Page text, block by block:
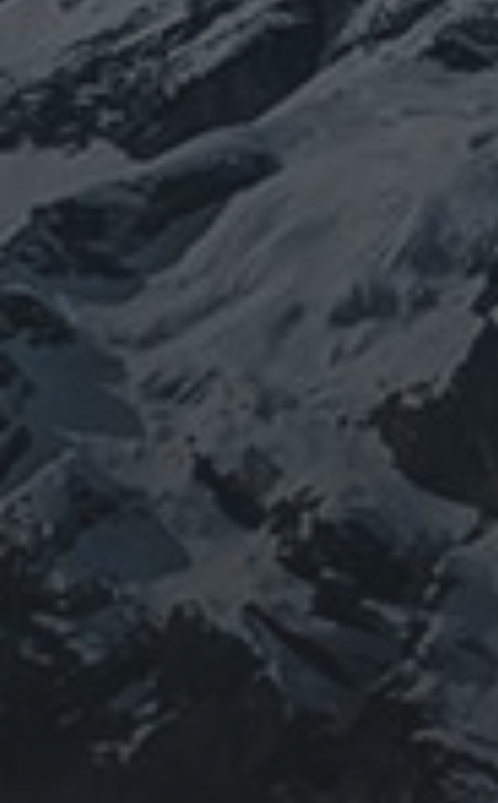
COVID-19featured nCoVSARS-
coV-2ウクライナ エネルギー代謝 コロナウ
イルス
チェルノブイリ
クチン
修行 修験道 健康
宙 寒行 山と法螺貝 山伏 山岳信仰
コロナウイルス
東洋医学
螺貝 珍型コロナ 福島 自然
選挙 龍神
PROFIEL
山岳信仰の行者です。山伏でもあります。2013年から
2016年にかけて福島通ったりチェルノブイリ訪ねた
り、ネパール訪ねたり。沢山ご縁がありました。
「日本人らしさ」を追い求めていたら先祖のご縁で神仏